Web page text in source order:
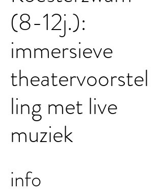
(8-12j.):
immersieve
theatervoorstel
ling met live
muziek
info